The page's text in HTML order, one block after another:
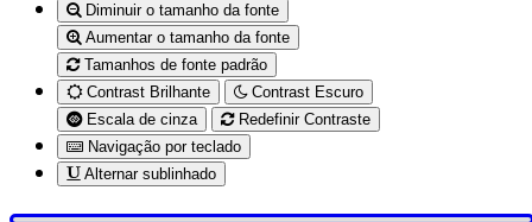
Diminuir o tamanho da fonte
Aumentar o tamanho da fonte
Tamanhos de fonte padrão
Contrast Brilhante
Contrast Escuro
Escala de cinza
Redefinir Contraste
Navigação por teclado
Alternar sublinhado